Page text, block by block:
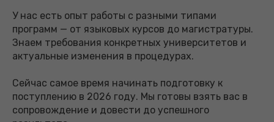
У нас есть опыт работы с разными типами
программ — от языковых курсов до магистратуры.
Знаем требования конкретных университетов и
актуальные изменения в процедурах.
Сейчас самое время начинать подготовку к
поступлению в 2026 году. Мы готовы взять вас в
сопровождение и довести до успешного